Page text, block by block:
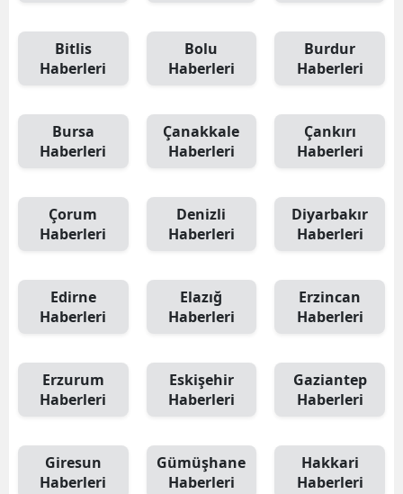
Bitlis
Haberleri
Bolu
Haberleri
Burdur
Haberleri
Bursa
Haberleri
Çanakkale
Haberleri
Çankırı
Haberleri
Çorum
Haberleri
Denizli
Haberleri
Diyarbakır
Haberleri
Edirne
Haberleri
Elazığ
Haberleri
Erzincan
Haberleri
Erzurum
Haberleri
Eskişehir
Haberleri
Gaziantep
Haberleri
Giresun
Haberleri
Gümüşhane
Haberleri
Hakkari
Haberleri